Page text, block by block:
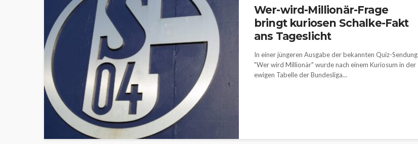
Wer-wird-Millionär-Frage
bringt kuriosen Schalke-Fakt
ans Tageslicht
In einer jüngeren Ausgabe der bekannten Quiz-Sendung
"Wer wird Millionär" wurde nach einem Kuriosum in der
ewigen Tabelle der Bundesliga...